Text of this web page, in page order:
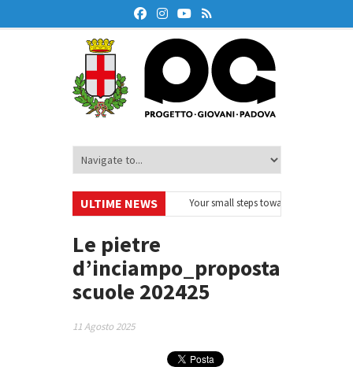
ULTIME NEWS
– Ciclo di webinar •
Your small steps towards sustainability
finanziaria
• Oxford Debate Lab – Borse di studio 2026/27
Le pietre
d’inciampo_proposta
scuole 202425
11 Agosto 2025